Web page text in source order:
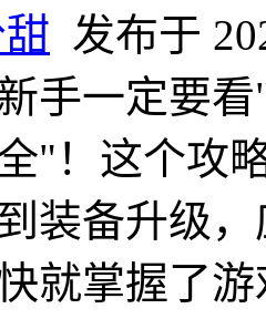
发布于
手一定要
"！这个攻
装备升级
就掌握了